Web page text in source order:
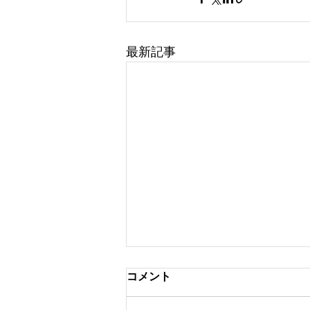
最新記事
コメント